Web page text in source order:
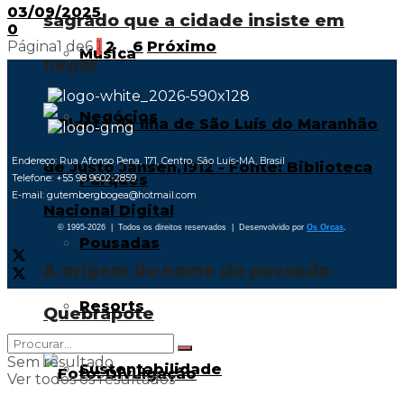
sagrado que a cidade insiste em
negar
A origem do nome do povoado
Quebrapote
Música
Negócios
Parques
Pousadas
Resorts
Sustentabilidade
03/09/2025
0
Página1 de6 1 2 … 6 Próximo
Endereço: Rua Afonso Pena, 171, Centro, São Luís-MA, Brasil
Telefone: +55 98 9602-2859
E-mail: gutembergbogea@hotmail.com
© 1995-2026 | Todos os direitos reservados | Desenvolvido por Os Orcas
Sem resultado
Ver todos os resultados